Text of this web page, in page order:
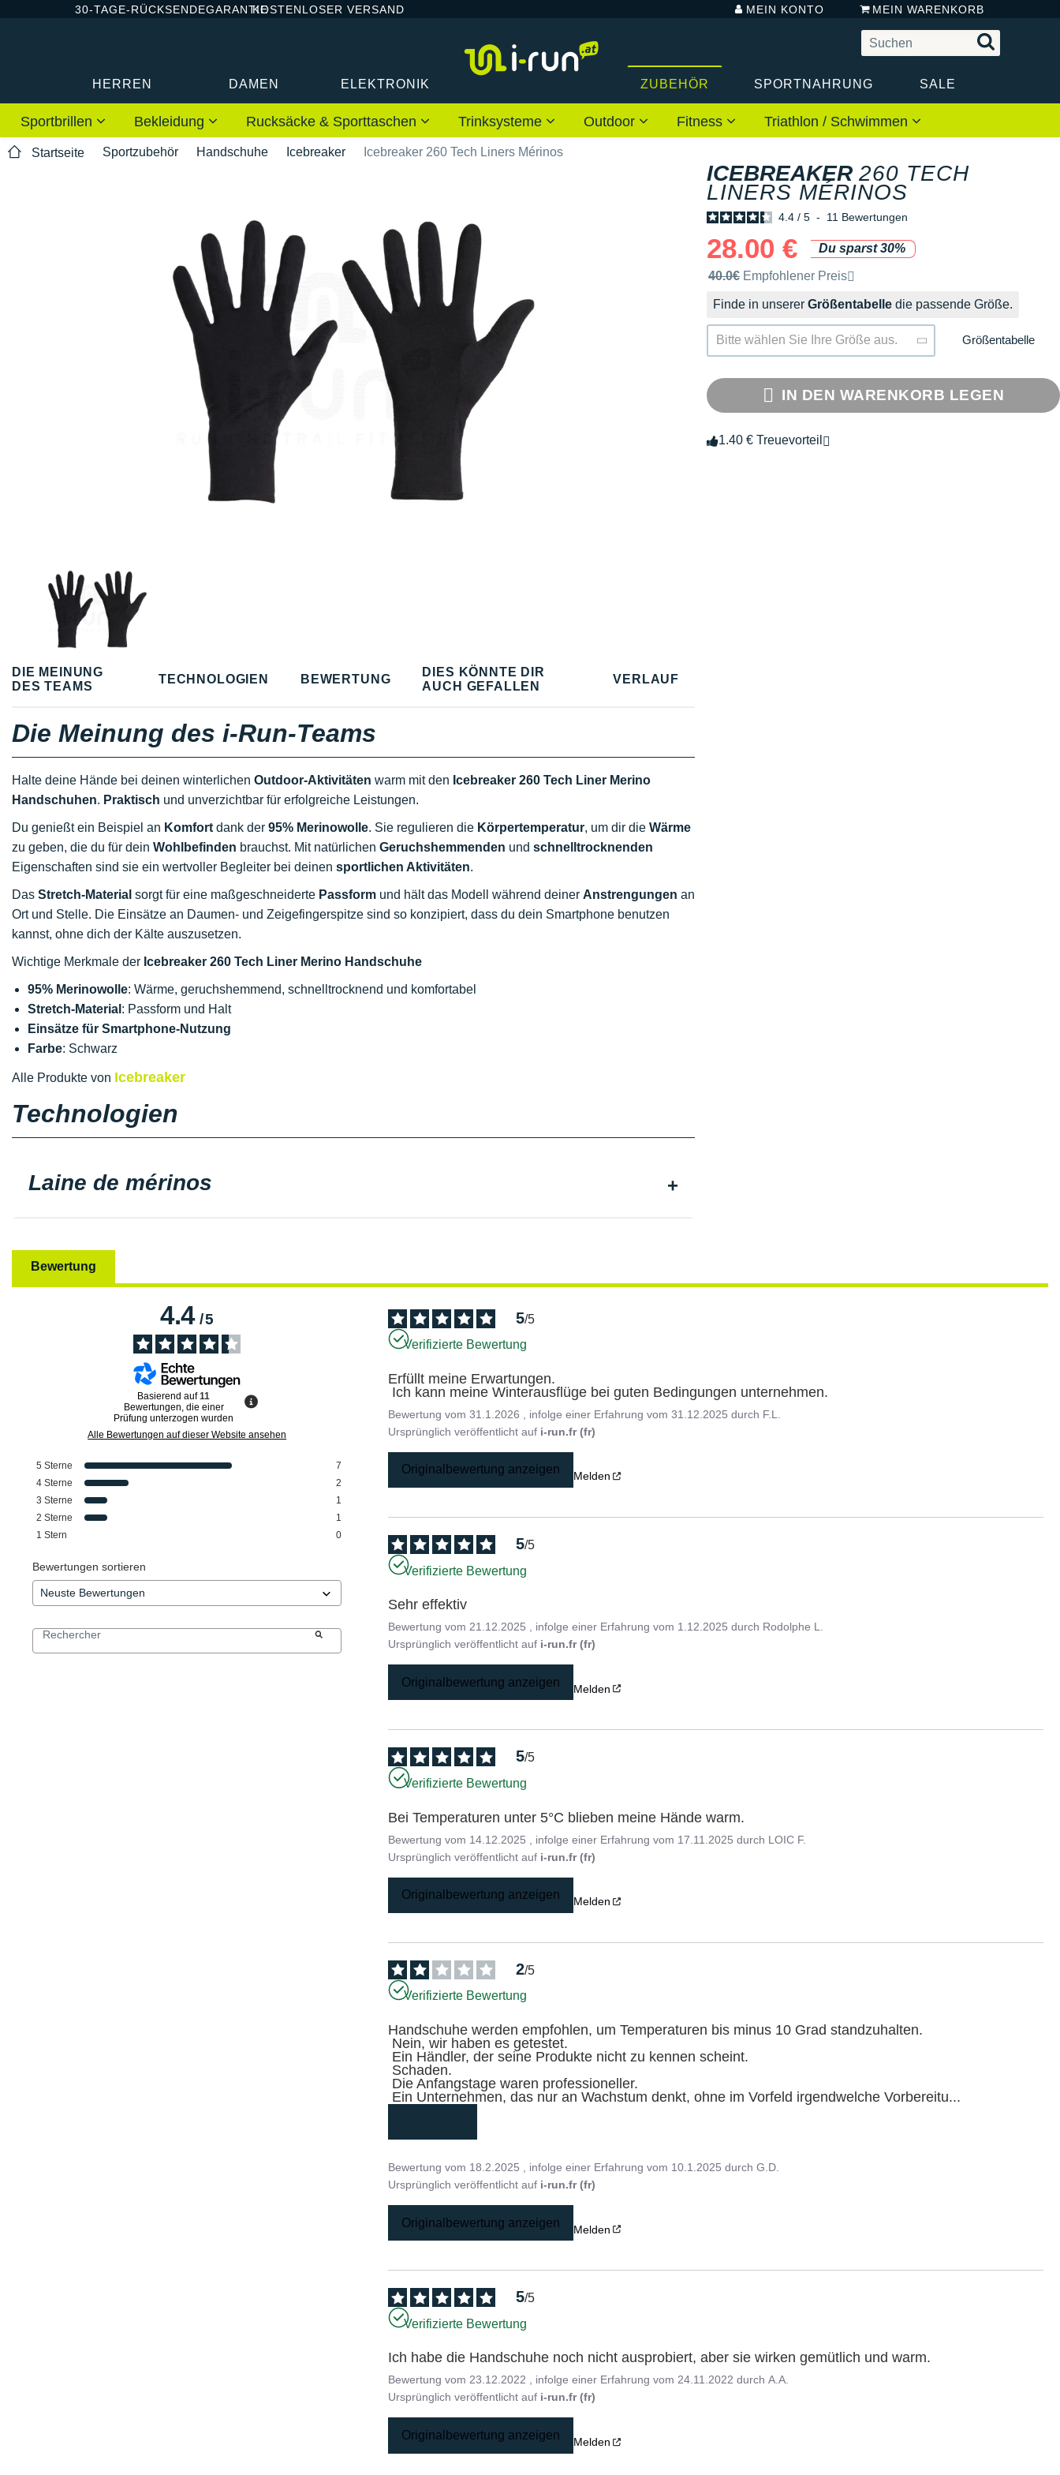
30-TAGE-RÜCKSENDEGARANTIEKOSTENLOSER VERSAND MEIN KONTO MEIN WARENKORB
HERREN DAMEN ELEKTRONIK ZUBEHÖR SPORTNAHRUNG SALE
Sportbrillen Bekleidung Rucksäcke & Sporttaschen Trinksysteme Outdoor Fitness Triathlon / Schwimmen
Startseite Sportzubehör Handschuhe Icebreaker Icebreaker 260 Tech Liners Mérinos
ICEBREAKER 260 TECH
LINERS MÉRINOS
4.4 / 5 - 11 Bewertungen
28.00 €
Du sparst 30%
Unverbindliche Preisempfehlung der Marke
40.0€ Empfohlener Preis
Finde in unserer Größentabelle die passende Größe.
Bitte wählen Sie Ihre Größe aus. Größentabelle
IN DEN WARENKORB LEGEN
1.40 € Treuevorteil
DIE MEINUNG
DES TEAMS
TECHNOLOGIEN BEWERTUNG
DIES KÖNNTE DIR
AUCH GEFALLEN
VERLAUF
Die Meinung des i-Run-Teams
Halte deine Hände bei deinen winterlichen Outdoor-Aktivitäten warm mit den Icebreaker 260 Tech Liner Merino
Handschuhen. Praktisch und unverzichtbar für erfolgreiche Leistungen.
Du genießt ein Beispiel an Komfort dank der 95% Merinowolle. Sie regulieren die Körpertemperatur, um dir die Wärme
zu geben, die du für dein Wohlbefinden brauchst. Mit natürlichen Geruchshemmenden und schnelltrocknenden
Eigenschaften sind sie ein wertvoller Begleiter bei deinen sportlichen Aktivitäten.
Das Stretch-Material sorgt für eine maßgeschneiderte Passform und hält das Modell während deiner Anstrengungen an
Ort und Stelle. Die Einsätze an Daumen- und Zeigefingerspitze sind so konzipiert, dass du dein Smartphone benutzen
kannst, ohne dich der Kälte auszusetzen.
Wichtige Merkmale der Icebreaker 260 Tech Liner Merino Handschuhe
95% Merinowolle: Wärme, geruchshemmend, schnelltrocknend und komfortabel
Stretch-Material : Passform und Halt
Einsätze für Smartphone-Nutzung
Farbe: Schwarz
Alle Produkte von Icebreaker
Technologien
Laine de mérinos
Bewertung
4.4/5
Basierend auf11
Bewertungen, die einer
Prüfung unterzogen wurden
Alle Bewertungen auf dieser Website ansehen
5 Sterne
7
4 Sterne
2
3 Sterne
1
2 Sterne
1
1 Stern 0
Bewertungen sortieren
5/5
Verifizierte Bewertung
Erfüllt meine Erwartungen.
Ich kann meine Winterausflüge bei guten Bedingungen unternehmen.
Bewertung vom31.1.2026 , infolge einer Erfahrung vom31.12.2025 durch F.L.
Ursprünglich veröffentlicht auf i-run.fr (fr)
Originalbewertung anzeigen Melden
5/5
Verifizierte Bewertung
Sehr effektiv
Bewertung vom 21.12.2025 , infolge einer Erfahrung vom 1.12.2025 durch Rodolphe L.
Ursprünglich veröffentlicht auf i-run.fr (fr)
Originalbewertung anzeigen Melden
5/5
Verifizierte Bewertung
Bei Temperaturen unter 5°C blieben meine Hände warm.
Bewertung vom 14.12.2025 , infolge einer Erfahrung vom 17.11.2025 durch LOIC F.
Ursprünglich veröffentlicht auf i-run.fr (fr)
Originalbewertung anzeigen Melden
2/5
Verifizierte Bewertung
Handschuhe werden empfohlen, um Temperaturen bis minus 10 Grad standzuhalten.
Ein Unternehmen, das nur an Wachstum denkt, ohne im Vorfeld irgendwelche Vorbereitu...
Bewertung vom 18.2.2025 , infolge einer Erfahrung vom 10.1.2025 durchG.D.
Ursprünglich veröffentlicht auf i-run.fr (fr)
Originalbewertung anzeigen Melden
5/5
Verifizierte Bewertung
Ich habe die Handschuhe noch nicht ausprobiert, aber sie wirken gemütlich und warm.
Bewertung vom23.12.2022 , infolge einer Erfahrung vom24.11.2022 durchA.A.
Ursprünglich veröffentlicht auf i-run.fr (fr)
Originalbewertung anzeigen Melden